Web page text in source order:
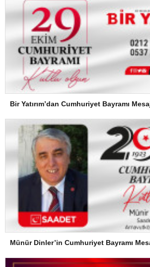
Bir Yatırım’dan Cumhuriyet Bayramı
Münür Dinler’in Cumhuriyet Bayramı